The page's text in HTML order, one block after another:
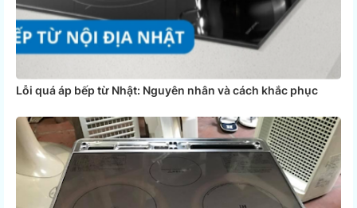
Lỗi quá áp bếp từ Nhật: Nguyên nhân và cách khắc phục